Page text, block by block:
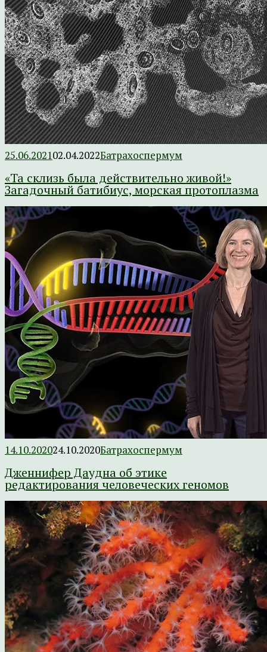
25.06.202102.04.2022Батрахоспермум
«Та склизь была действительно живой!»
Загадочный батибиус, морская протоплазма
14.10.202024.10.2020Батрахоспермум
Дженнифер Даудна об этике
редактирования человеческих геномов